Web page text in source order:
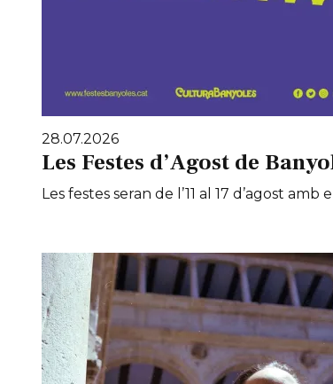
28.07.2026
Les Festes d’Agost de
Les festes seran de l’11 al 17 d’agost